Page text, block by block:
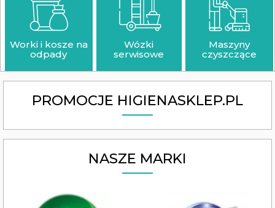
Maszyny
czyszczące
Wózki
serwisowe
Worki i kosze na
odpady
PROMOCJE HIGIENASKLEP.PL
NASZE MARKI